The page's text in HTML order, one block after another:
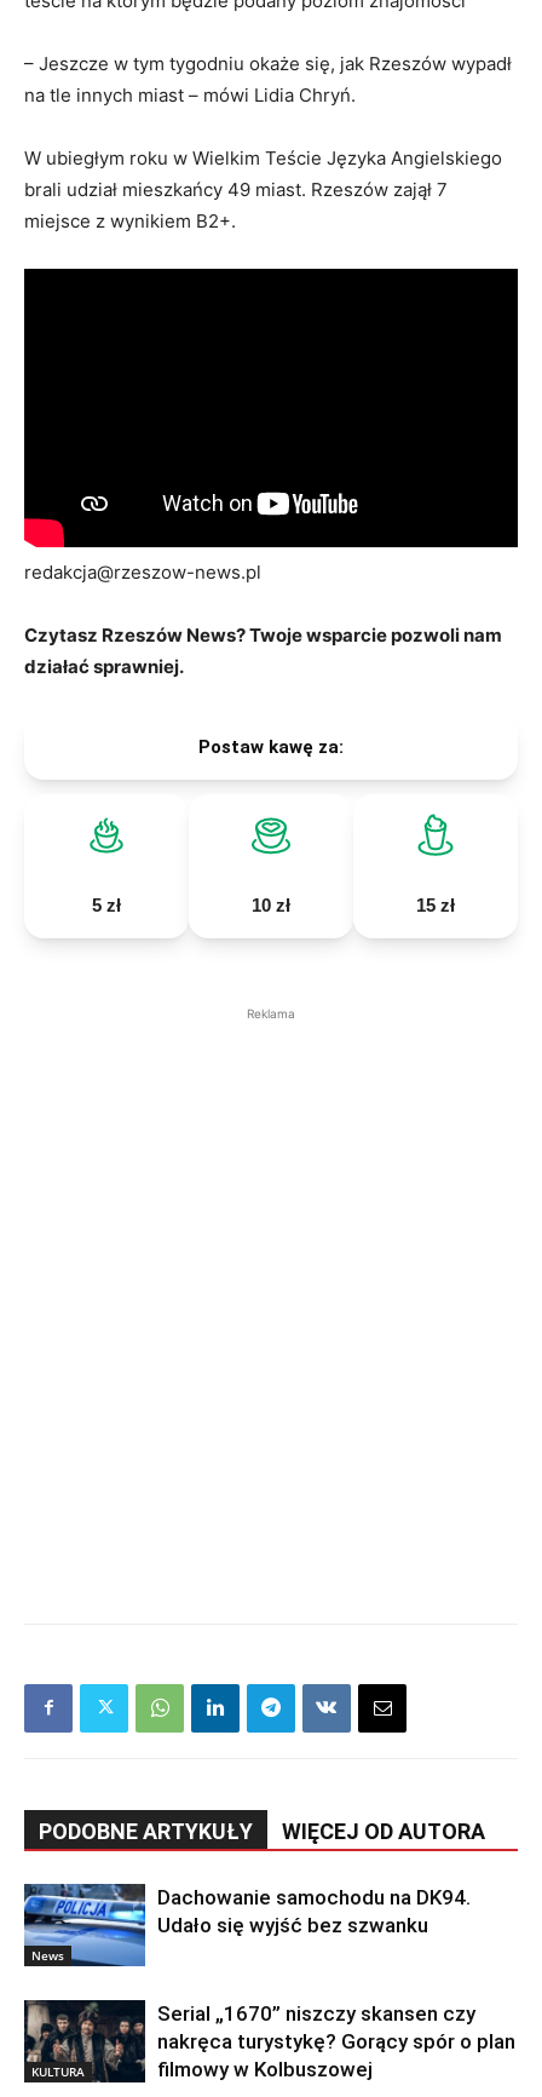
– Jeszcze w tym tygodniu okaże się, jak Rzeszów wypadł
na tle innych miast – mówi Lidia Chryń.
W ubiegłym roku w Wielkim Teście Języka Angielskiego
brali udział mieszkańcy 49 miast. Rzeszów zajął 7
miejsce z wynikiem B2+.
redakcja@rzeszow-news.pl
Czytasz Rzeszów News? Twoje wsparcie pozwoli nam
działać sprawniej.
Postaw kawę za:
5 zł 10 zł 15 zł
Reklama
PODOBNE ARTYKUŁY WIĘCEJ OD AUTORA
News
Dachowanie samochodu na DK94.
Udało się wyjść bez szwanku
KULTURA
Serial „1670” niszczy skansen czy
nakręca turystykę? Gorący spór o plan
filmowy w Kolbuszowej